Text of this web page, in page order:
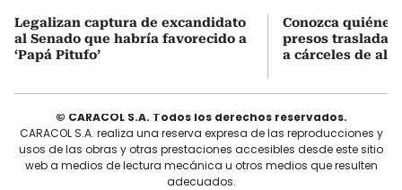
Legalizan captura de excandidato
al Senado que habría favorecido a
‘Papá Pitufo’
Conozca quiénes
presos
a cárceles de
© CARACOL S.A. Todos los derechos reservados.
CARACOL S.A. realiza una reserva expresa de las reproducciones y
usos de las obras y otras prestaciones accesibles desde este sitio
web a medios de lectura mecánica u otros medios que resulten
adecuados.